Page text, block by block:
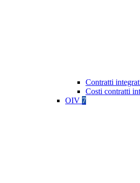
Contratti
Costi contratti
OIV 7